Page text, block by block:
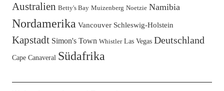
Australien Betty's Bay Muizenberg Noetzie Namibia
Nordamerika Vancouver Schleswig-Holstein
Kapstadt Simon's Town Whistler Las Vegas Deutschland
Cape Canaveral Südafrika